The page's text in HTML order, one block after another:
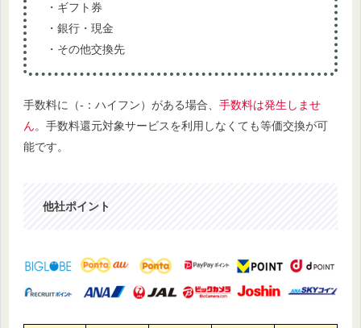
・ギフト券
・銀行・現金
・その他交換先
手数料に （-：ハイフン）がある場合、 手数料は発生しませ
ん。手数料還元対象サービスを利用しなくても等価交換が可
能です。
他社ポイント